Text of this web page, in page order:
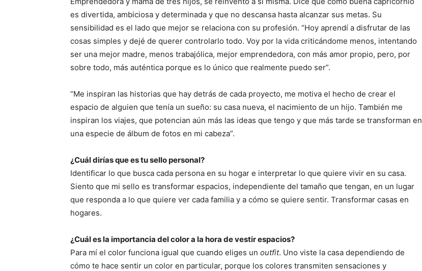
es divertida, ambiciosa y determinada y que no descansa hasta alcanzar sus metas. Su
sensibilidad es el lado que mejor se relaciona con su profesión. “Hoy aprendí a disfrutar de las
cosas simples y dejé de querer controlarlo todo. Voy por la vida criticándome menos, intentando
ser una mejor madre, menos trabajólica, mejor emprendedora, con más amor propio, pero, por
sobre todo, más auténtica porque es lo único que realmente puedo ser”.
“Me inspiran las historias que hay detrás de cada proyecto, me motiva el hecho de crear el
espacio de alguien que tenía un sueño: su casa nueva, el nacimiento de un hijo. También me
inspiran los viajes, que potencian aún más las ideas que tengo y que más tarde se transforman en
una especie de álbum de fotos en mi cabeza”.
¿Cuál dirías que es tu sello personal?
Identificar lo que busca cada persona en su hogar e interpretar lo que quiere vivir en su casa.
Siento que mi sello es transformar espacios, independiente del tamaño que tengan, en un lugar
que responda a lo que quiere ver cada familia y a cómo se quiere sentir. Transformar casas en
hogares.
¿Cuál es la importancia del color a la hora de vestir espacios?
Para mí el color funciona igual que cuando eliges un outfit. Uno viste la casa dependiendo de
cómo te hace sentir un color en particular, porque los colores transmiten sensaciones y